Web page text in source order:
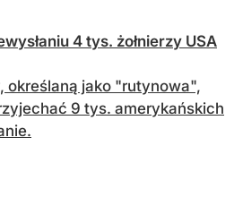
4 tys. żołnierzy USA
określaną jako "rutynowa",
9 tys. amerykańskich